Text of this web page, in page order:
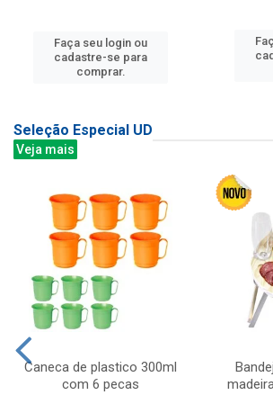
Faça seu login ou
cadastre-se para
comprar.
Seleção Especial UD
Veja mais
Caneca de plastico 300ml
com 6 pecas